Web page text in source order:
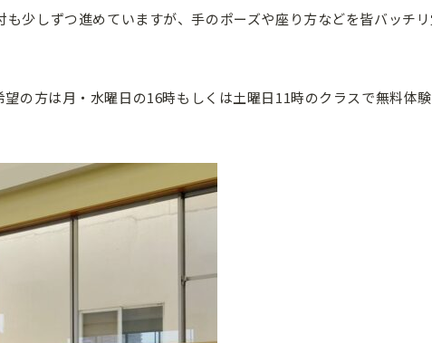
も少しずつ進めていますが、手のポーズや座り方などを皆バッチリ
の方は月・水曜日の16時もしくは土曜日11時のクラスで無料体